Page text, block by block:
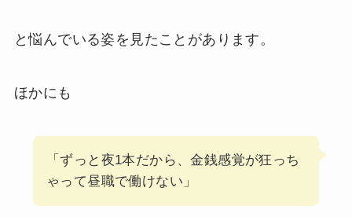
と悩んでいる姿を見たことがあります。
ほかにも
「ずっと夜1本だから、金銭感覚が狂っち
ゃって昼職で働けない」